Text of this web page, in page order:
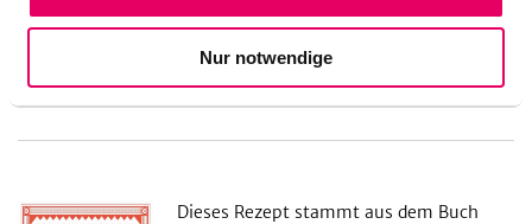
Nur notwendige
Dieses Rezept stammt aus dem Buch